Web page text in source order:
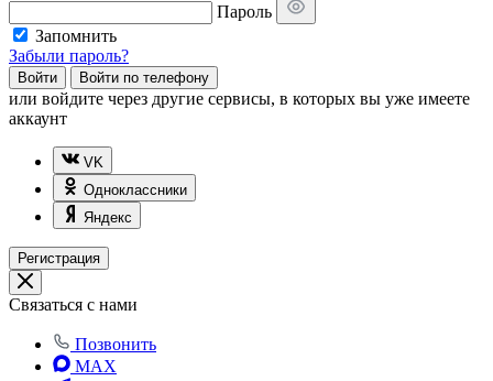
Пароль
Запомнить
Забыли пароль?
Войти Войти по телефону
или войдите через другие сервисы, в которых вы уже имеете
аккаунт
VK
Одноклассники
Яндекс
Регистрация
Связаться с нами
Позвонить
MAX